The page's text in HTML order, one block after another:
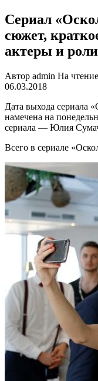
Сериал
сюжет,
актеры и роли
Автор admin На чтение
06.03.2018
Дата выхода сериала
намечена на
сериала — Юлия
Всего в сериале